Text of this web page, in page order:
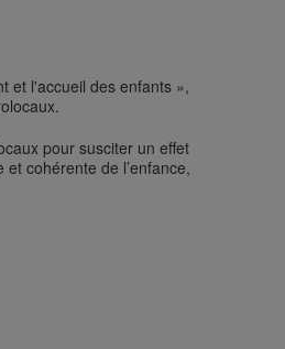
et l'accueil des enfants »,
pour susciter un effet
cohérente de l’enfance,